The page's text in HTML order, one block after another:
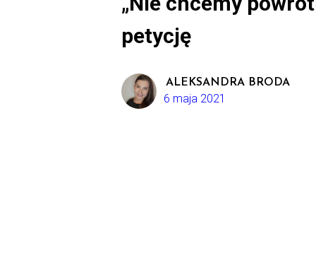
petycję
ALEKSANDRA BRODA
6 maja 2021